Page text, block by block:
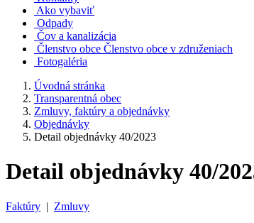
Ako vybaviť
Odpady
Čov a kanalizácia
Členstvo obce Členstvo obce v združeniach
Fotogaléria
Úvodná stránka
Transparentná obec
Zmluvy, faktúry a objednávky
Objednávky
Detail objednávky 40/2023
Detail objednávky 40/
Faktúry | Zmluvy